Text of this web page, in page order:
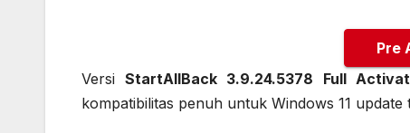
Pre
VersiStartAllBack 3.9.24.5378 Full
kompatibilitas penuh untuk Windows 11 update